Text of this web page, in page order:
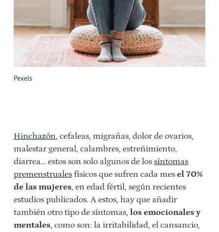
Pexels
Hinchazón, cefaleas, migrañas, dolor de ovarios,
malestar general, calambres, estreñimiento,
diarrea… estos son solo algunos de los síntomas
premenstruales físicos que sufren cada mes el 70%
de las mujeres, en edad fértil, según recientes
estudios publicados. A estos, hay que añadir
también otro tipo de síntomas, los emocionales y
mentales, como son: la irritabilidad, el cansancio,